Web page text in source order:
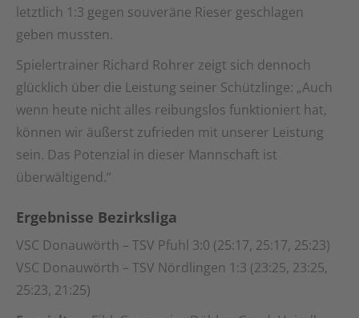
letztlich 1:3 gegen souveräne Rieser geschlagen
geben mussten.
Spielertrainer Richard Rohrer zeigt sich dennoch
glücklich über die Leistung seiner Schützlinge: „Auch
wenn heute nicht alles reibungslos funktioniert hat,
können wir äußerst zufrieden mit unserer Leistung
sein. Das Potenzial in dieser Mannschaft ist
überwältigend.“
Ergebnisse Bezirksliga
VSC Donauwörth – TSV Pfuhl 3:0 (25:17, 25:17, 25:23)
VSC Donauwörth – TSV Nördlingen 1:3 (23:25, 23:25,
25:23, 21:25)